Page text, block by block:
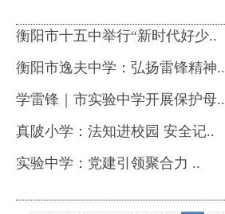
衡阳市十五中举行“新时代好少..
衡阳市逸夫中学：弘扬雷锋精神..
学雷锋｜市实验中学开展保护母..
真陂小学：法知进校园 安全记..
实验中学：党建引领聚合力 ..